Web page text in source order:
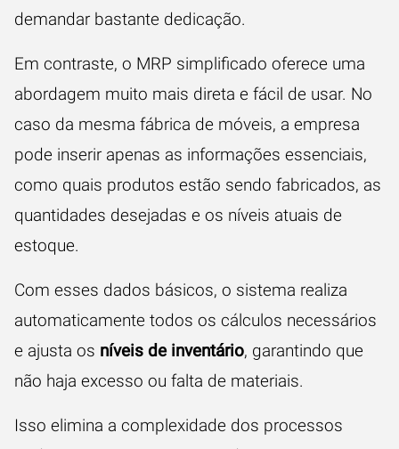
demandar bastante dedicação.
Em contraste, o MRP simplificado oferece uma
abordagem muito mais direta e fácil de usar. No
caso da mesma fábrica de móveis, a empresa
pode inserir apenas as informações essenciais,
como quais produtos estão sendo fabricados, as
quantidades desejadas e os níveis atuais de
estoque.
Com esses dados básicos, o sistema realiza
automaticamente todos os cálculos necessários
e ajusta os níveis de inventário, garantindo que
não haja excesso ou falta de materiais.
Isso elimina a complexidade dos processos